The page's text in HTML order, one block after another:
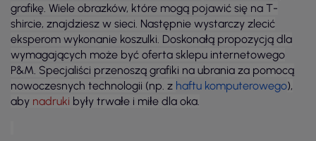
grafikę. Wiele obrazków, które mogą pojawić się na T-
shircie, znajdziesz w sieci. Następnie wystarczy zlecić
eksperom wykonanie koszulki. Doskonałą propozycją dla
wymagających może być oferta sklepu internetowego
P&M. Specjaliści przenoszą grafiki na ubrania za pomocą
nowoczesnych technologii (np. z haftu komputerowego),
aby nadruki były trwałe i miłe dla oka.